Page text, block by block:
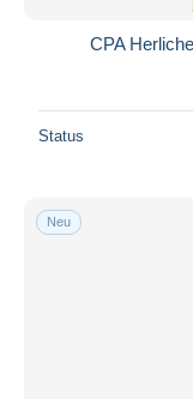
CPA
Status
Neu